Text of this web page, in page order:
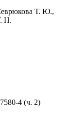
Т. Ю.,
Н.
4 (ч. 2)